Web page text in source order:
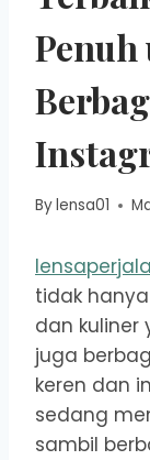
Bylensa01
tidak
dan kuliner
juga
keren dan
sedang
sambil